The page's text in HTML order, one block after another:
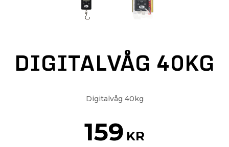
DIGITALVÅG 40KG
Digitalvåg 40kg
159 KR